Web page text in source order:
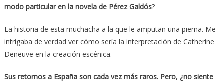
modo particular en la novela de Pérez Galdós?
La historia de esta muchacha a la que le amputan una pierna. Me
intrigaba de verdad ver cómo sería la interpretación de Catherine
Deneuve en la creación escénica.
Sus retornos a España son cada vez más raros. Pero, ¿no siente